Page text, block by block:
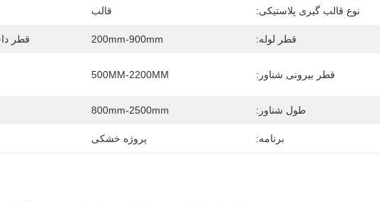
نوع قالب گیری پلاستیکی: قالب
قطر لوله: 200mm-900mm قطر
قطر بیرونی شناور: 500MM-2200MM
طول شناور: 800mm-2500mm
برنامه: پروژه خشکی